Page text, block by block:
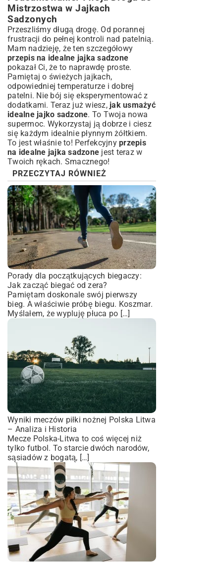
Mistrzostwa w Jajkach
Sadzonych
Przeszliśmy długą drogę. Od porannej
frustracji do pełnej kontroli nad patelnią.
Mam nadzieję, że ten szczegółowy
przepis na idealne jajka sadzone
pokazał Ci, że to naprawdę proste.
Pamiętaj o świeżych jajkach,
odpowiedniej temperaturze i dobrej
patelni. Nie bój się eksperymentować z
dodatkami. Teraz już wiesz, jak usmażyć
idealne jajko sadzone. To Twoja nowa
supermoc. Wykorzystaj ją dobrze i ciesz
się każdym idealnie płynnym żółtkiem.
To jest właśnie to! Perfekcyjny przepis
na idealne jajka sadzone jest teraz w
Twoich rękach. Smacznego!
PRZECZYTAJ RÓWNIEŻ
Porady dla początkujących biegaczy:
Jak zacząć biegać od zera?
Pamiętam doskonale swój pierwszy
bieg. A właściwie próbę biegu. Koszmar.
Myślałem, że wypluję płuca po […]
Wyniki meczów piłki nożnej Polska Litwa
– Analiza i Historia
Mecze Polska-Litwa to coś więcej niż
tylko futbol. To starcie dwóch narodów,
sąsiadów z bogatą, […]